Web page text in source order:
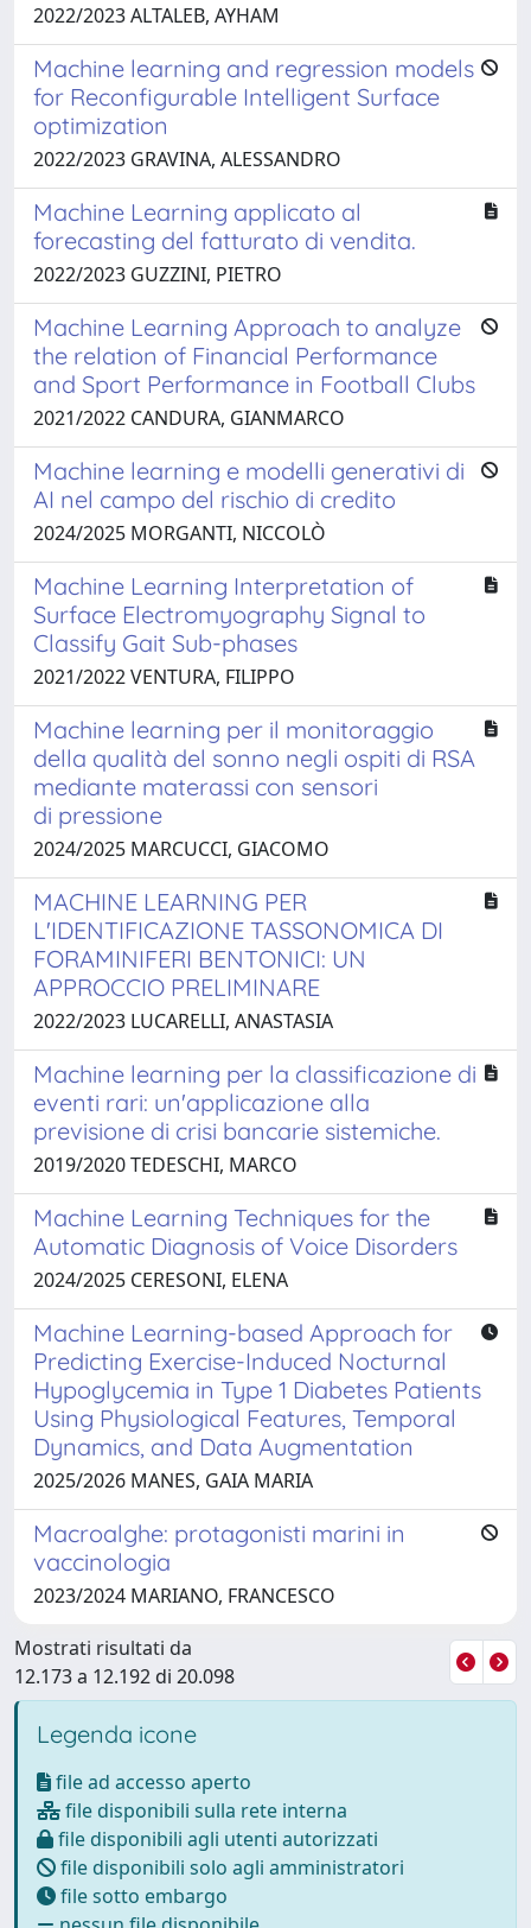
2022/2023 ALTALEB, AYHAM
Machine learning and regression models
for Reconfigurable Intelligent Surface
optimization
2022/2023 GRAVINA, ALESSANDRO
Machine Learning applicato al
forecasting del fatturato di vendita.
2022/2023 GUZZINI, PIETRO
Machine Learning Approach to analyze
the relation of Financial Performance
and Sport Performance in Football Clubs
2021/2022 CANDURA, GIANMARCO
Machine learning e modelli generativi di
AI nel campo del rischio di credito
2024/2025 MORGANTI, NICCOLÒ
Machine Learning Interpretation of
Surface Electromyography Signal to
Classify Gait Sub-phases
2021/2022 VENTURA, FILIPPO
Machine learning per il monitoraggio
della qualità del sonno negli ospiti di RSA
mediante materassi con sensori
di pressione
2024/2025 MARCUCCI, GIACOMO
MACHINE LEARNING PER
L'IDENTIFICAZIONE TASSONOMICA DI
FORAMINIFERI BENTONICI: UN
APPROCCIO PRELIMINARE
2022/2023 LUCARELLI, ANASTASIA
Machine learning per la classificazione di
eventi rari: un'applicazione alla
previsione di crisi bancarie sistemiche.
2019/2020 TEDESCHI, MARCO
Machine Learning Techniques for the
Automatic Diagnosis of Voice Disorders
2024/2025 CERESONI, ELENA
Machine Learning-based Approach for
Predicting Exercise-Induced Nocturnal
Hypoglycemia in Type 1 Diabetes Patients
Using Physiological Features, Temporal
Dynamics, and Data Augmentation
2025/2026 MANES, GAIA MARIA
Macroalghe: protagonisti marini in
vaccinologia
2023/2024 MARIANO, FRANCESCO
Mostrati risultati da
12.173 a 12.192 di 20.098
Legenda icone
file ad accesso aperto
file disponibili sulla rete interna
file disponibili agli utenti autorizzati
file disponibili solo agli amministratori
file sotto embargo